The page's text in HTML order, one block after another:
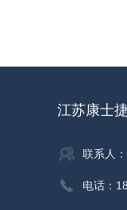
江苏康士
联系人
电话：